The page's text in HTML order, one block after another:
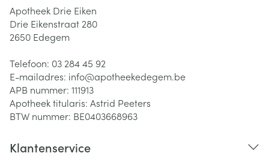
Apotheek Drie Eiken
Drie Eikenstraat 280
2650 Edegem
Telefoon: 03 284 45 92
E-mailadres: info@apotheekedegem.be
APB nummer: 111913
Apotheek titularis: Astrid Peeters
BTW nummer: BE0403668963
Klantenservice